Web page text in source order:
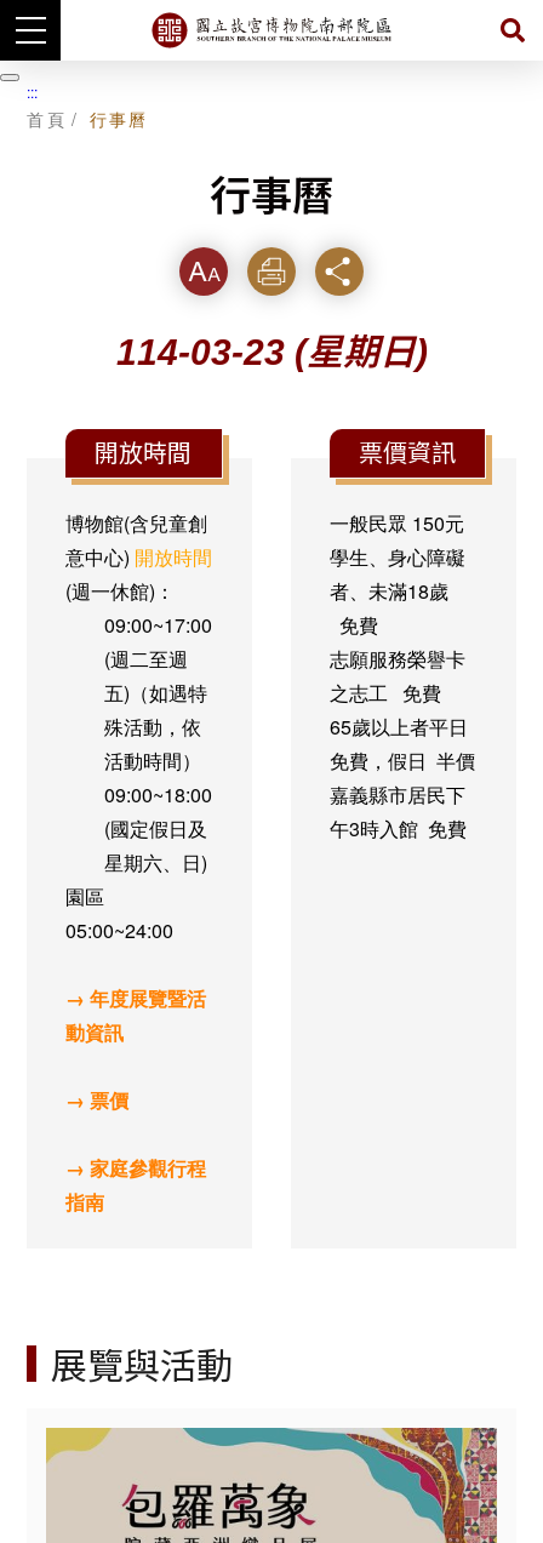
跳
到
暫
停
:::
首頁 行事曆
行事曆
字級 列印 分享
114-03-23 (星期日)
開放時間
博物館(含兒童創
意中心) 開放時間
(週一休館)：
09:00~17:00
(週二至週
五)（如遇特
殊活動，依
活動時間）
09:00~18:00
(國定假日及
星期六、日)
園區
05:00~24:00
→ 年度展覽暨活
動資訊
→ 票價
→ 家庭參觀行程
指南
票價資訊
一般民眾 150元
學生、身心障礙
者、未滿18歲
免費
志願服務榮譽卡
之志工 免費
65歲以上者平日
免費，假日 半價
嘉義縣市居民下
午3時入館 免費
展覽與活動